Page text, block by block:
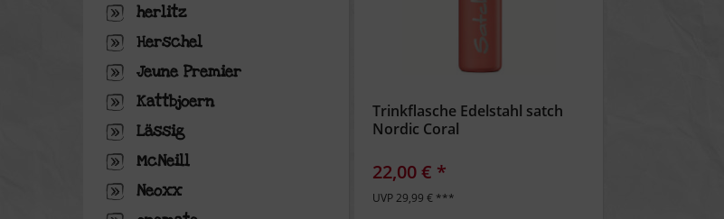
herlitz
Herschel
Jeune Premier
Kattbjoern
Lässig
McNeill
Neoxx
Trinkflasche Edelstahl satch
Nordic Coral
22,00 € *
UVP 29,99 € ***